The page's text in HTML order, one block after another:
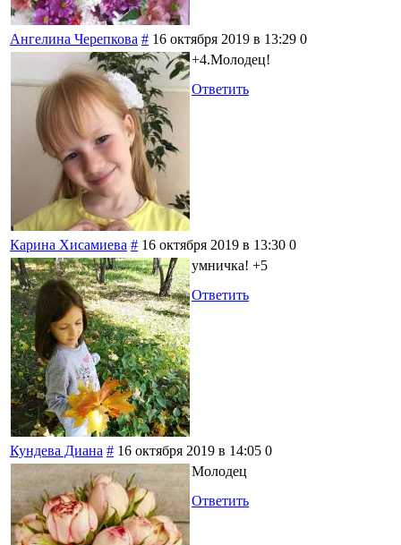
Ангелина Черепкова # 16 октября 2019 в 13:29 0
+4.Молодец!
Ответить
Карина Хисамиева # 16 октября 2019 в 13:30 0
умничка! +5
Ответить
Кундева Диана # 16 октября 2019 в 14:05 0
Молодец
Ответить